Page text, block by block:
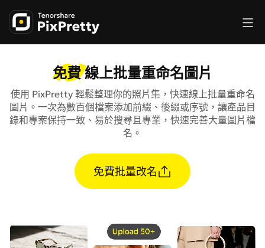
免費線上批量重命名圖片
使用 PixPretty 輕鬆整理你的照片集，快速線上批量重命名
圖片。一次為數百個檔案添加前綴、後綴或序號，讓產品目
錄和專案保持一致、易於搜尋且專業，快速完善大量圖片檔
名。
免費批量改名